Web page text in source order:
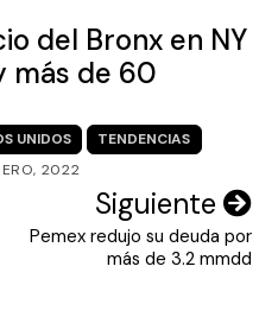
del Bronx en NY
más de 60
UNIDOS
TENDENCIAS
2022
Siguiente
Pemex redujo su deuda por
más de 3.2 mmdd